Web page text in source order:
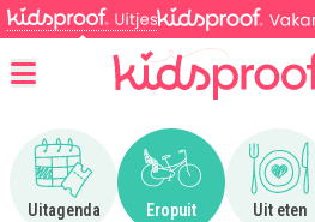
Uitagenda
Ga naar Uitagenda
Eropuit
Ga naar Eropuit
Uit eten
Ga